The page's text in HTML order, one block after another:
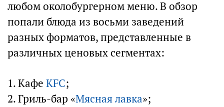
любом околобургерном меню. В обзор
попали блюда из восьми заведений
разных форматов, представленные в
различных ценовых сегментах:
1. Кафе KFC;
2. Гриль-бар «Мясная лавка»;